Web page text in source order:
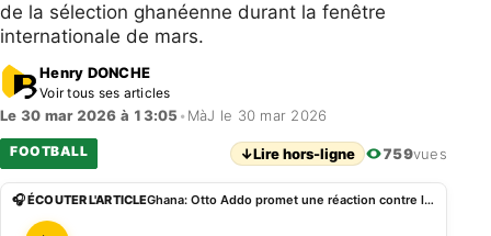
de la sélection ghanéenne durant la fenêtre
internationale de mars.
Henry DONCHE
Voir tous ses articles
Le 30 mar 2026 à 13:05 • MàJ le 30 mar 2026
FOOTBALL ↓Lire hors-ligne 759vues
🎧 ÉCOUTER L'ARTICLE Ghana: Otto Addo promet une réaction contre l’Allemagne après la débâcle face à l’Autriche